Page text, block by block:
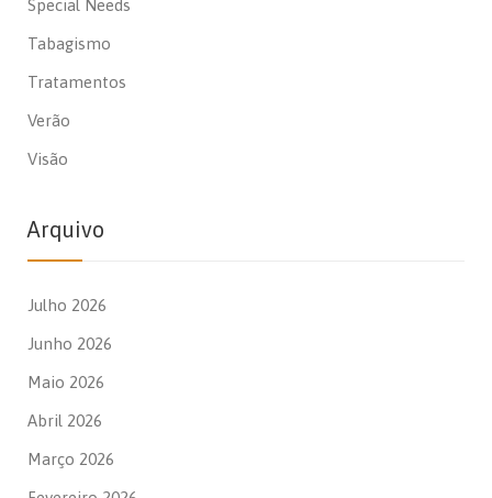
Special Needs
Tabagismo
Tratamentos
Verão
Visão
Arquivo
Julho 2026
Junho 2026
Maio 2026
Abril 2026
Março 2026